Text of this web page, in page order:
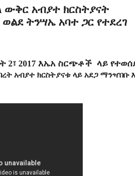
ውቅር አብያተ ክርስትያናት
ትንሣኤ አባተ ጋር የተደረገ
2017 እኤአ ስርጭቶች ላይ
አብያተ ክርስትያናቱ ላይ አደጋ ማንዣበቡ